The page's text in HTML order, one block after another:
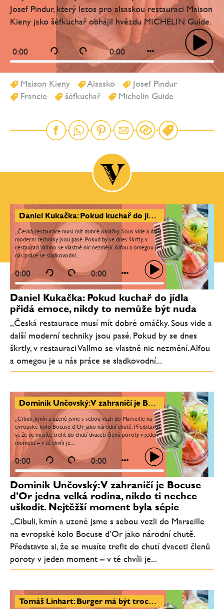
Josef Pindur, který letos pro alsaskou restauraci Maison
Kieny jako šéfkuchař obhájil hvězdu MICHELIN Guide.
0:00 0:00
Maison Kieny Alsasko
Josef Pindur
Francie
šéfkuchař Michelin Guide
Daniel Kukačka: Pokud kuchař do jídla přidá emoce, nikdy to nemůže být nuda
„Česká restaurace musí mít dobré omáčky. Sous vide a další
moderní techniky jsou pasé. Pokud by se dnes škrtly, v
restauraci Vallmo se vlastně nic nezmění. Alfou a omegou je u
nás práce se sladkovodní...
0:00 0:00
Daniel Kukačka: Pokud kuchař do jídla
přidá emoce, nikdy to nemůže být nuda
„Česká restaurace musí mít dobré omáčky. Sous vide a
další moderní techniky jsou pasé. Pokud by se dnes
škrtly, v restauraci Vallmo se vlastně nic nezmění. Alfou
a omegou je u nás práce se sladkovodní...
Dominik Unčovský: V zahraničí je Bocuse d’Or jedna velká rodina, nikdo ti nechce uškodit. Nejtěžší moment byla sépie
„Cibuli, kmín a uzené jsme s sebou vezli do Marseille na
evropské kolo Bocuse d’Or jako národní chutě. Představte
si, že se musíte trefit do chutí dvaceti členů poroty v jeden
moment – v té chvíli je...
0:00 0:00
Dominik Unčovský: V zahraničí je Bocuse
d’Or jedna velká rodina, nikdo ti nechce
uškodit. Nejtěžší moment byla sépie
„Cibuli, kmín a uzené jsme s sebou vezli do Marseille
na evropské kolo Bocuse d’Or jako národní chutě.
Představte si, že se musíte trefit do chutí dvaceti členů
poroty v jeden moment – v té chvíli je...
Tomáš Linhart: Burger má být trochu sladký, trochu slaný, tučný a mít v sobě i kyselost. Burger je láska